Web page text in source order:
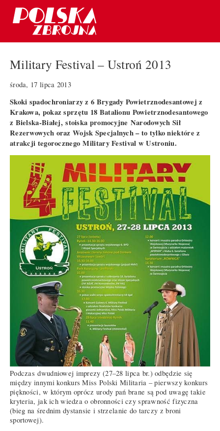
Military Festival – Ustroń 2013
środa, 17 lipca 2013
Skoki spadochroniarzy z 6 Brygady Powietrznodesantowej z
Krakowa, pokaz sprzętu 18 Batalionu Powietrznodesantowego
z Bielska-Białej, stoiska promocyjne Narodowych Sił
Rezerwowych oraz Wojsk Specjalnych – to tylko niektóre z
atrakcji tegorocznego Military Festival w Ustroniu.
Podczas dwudniowej imprezy (27–28 lipca br.) odbędzie się
między innymi konkurs Miss Polski Militaria – pierwszy konkurs
piękności, w którym oprócz urody pań brane są pod uwagę takie
kryteria, jak ich wiedza o obronności czy sprawność fizyczna
(bieg na średnim dystansie i strzelanie do tarczy z broni
sportowej).